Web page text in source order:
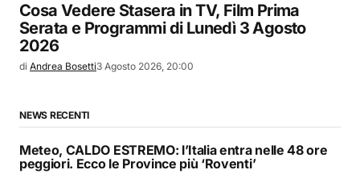
Cosa Vedere Stasera in TV, Film Prima
Serata e Programmi di Lunedì 3 Agosto
2026
di Andrea Bosetti3 Agosto 2026, 20:00
NEWS RECENTI
Meteo, CALDO ESTREMO: l’Italia entra nelle 48 ore
peggiori. Ecco le Province più ‘Roventi’